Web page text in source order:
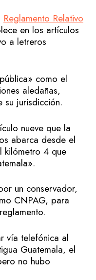
Reglamento Relativo
en los artículos
a letreros
como el
aledañas,
su jurisdicción.
nueve que la
abarca desde el
kilómetro 4 que
un conservador,
CNPAG, para
vía telefónica al
Guatemala, el
no hubo